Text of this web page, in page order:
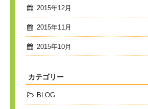
2015年12月
2015年11月
2015年10月
カテゴリー
BLOG